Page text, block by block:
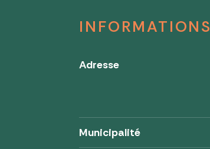
INFORMATIONS
Adresse
Municipalité